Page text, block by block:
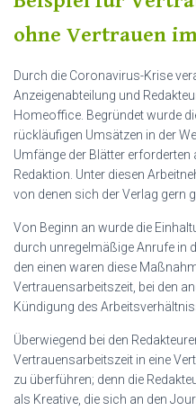
ohne Vertrauen
Durch die Coronavirus-Krise
Anzeigenabteilung und
Homeoffice. Begründet wurde
rückläufigen Umsätzen in der
Umfänge der Blätter
Redaktion. Unter diesen
von denen sich der Verlag gern
Von Beginn an wurde die
durch unregelmäßige Anrufe in
den einen waren diese
Vertrauensarbeitszeit, bei den
Kündigung des
Überwiegend bei den
Vertrauensarbeitszeit in eine
zu überführen; denn die
als Kreative, die sich an den